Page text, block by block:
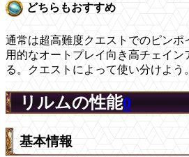
どちらもおすすめ
通常は超高難度クエストでのピンポ
用的なオートプレイ向き高チェイン
る。クエストによって使い分けよう。
リルムの性能0
基本情報